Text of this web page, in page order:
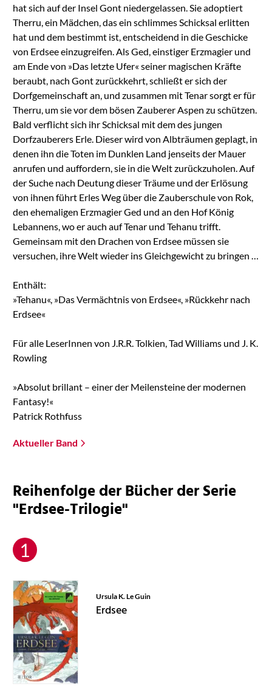
hat sich auf der Insel Gont niedergelassen. Sie adoptiert
Therru, ein Mädchen, das ein schlimmes Schicksal erlitten
hat und dem bestimmt ist, entscheidend in die Geschicke
von Erdsee einzugreifen. Als Ged, einstiger Erzmagier und
am Ende von »Das letzte Ufer« seiner magischen Kräfte
beraubt, nach Gont zurückkehrt, schließt er sich der
Dorfgemeinschaft an, und zusammen mit Tenar sorgt er für
Therru, um sie vor dem bösen Zauberer Aspen zu schützen.
Bald verflicht sich ihr Schicksal mit dem des jungen
Dorfzauberers Erle. Dieser wird von Albträumen geplagt, in
denen ihn die Toten im Dunklen Land jenseits der Mauer
anrufen und auffordern, sie in die Welt zurückzuholen. Auf
der Suche nach Deutung dieser Träume und der Erlösung
von ihnen führt Erles Weg über die Zauberschule von Rok,
den ehemaligen Erzmagier Ged und an den Hof König
Lebannens, wo er auch auf Tenar und Tehanu trifft.
Gemeinsam mit den Drachen von Erdsee müssen sie
versuchen, ihre Welt wieder ins Gleichgewicht zu bringen …
Enthält:
»Tehanu«, »Das Vermächtnis von Erdsee«, »Rückkehr nach
Erdsee«
Für alle LeserInnen von J.R.R. Tolkien, Tad Williams und J. K.
Rowling
»Absolut brillant – einer der Meilensteine der modernen
Fantasy!«
Patrick Rothfuss
Aktueller Band
Reihenfolge der Bücher der Serie
"Erdsee-Trilogie"
Ursula K. Le Guin
Erdsee